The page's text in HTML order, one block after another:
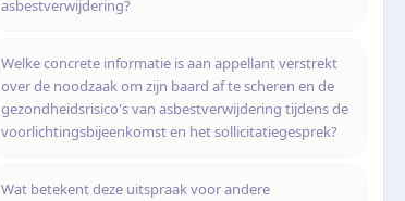
asbestverwijdering?
Welke concrete informatie is aan appellant verstrekt
over de noodzaak om zijn baard af te scheren en de
gezondheidsrisico's van asbestverwijdering tijdens de
voorlichtingsbijeenkomst en het sollicitatiegesprek?
Wat betekent deze uitspraak voor andere